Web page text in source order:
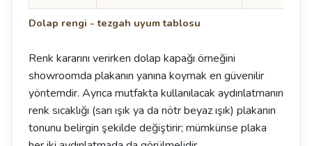
Dolap rengi - tezgah uyum tablosu
Renk kararını verirken dolap kapağı örneğini
showroomda plakanın yanına koymak en güvenilir
yöntemdir. Ayrıca mutfakta kullanılacak aydınlatmanın
renk sıcaklığı (sarı ışık ya da nötr beyaz ışık) plakanın
tonunu belirgin şekilde değiştirir; mümkünse plaka